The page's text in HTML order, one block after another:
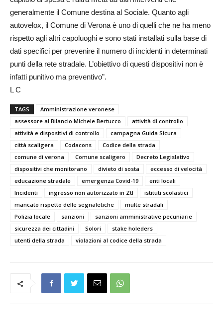
generalmente il Comune destina al Sociale. Quanto agli
autovelox, il Comune di Verona è uno di quelli che ne ha meno
rispetto agli altri capoluoghi e sono stati installati sulla base di
dati specifici per prevenire il numero di incidenti in determinati
punti della rete stradale. L’obiettivo di questi dispositivi non è
infatti punitivo ma preventivo”.
L C
TAGS
Amministrazione veronese
assessore al Bilancio Michele Bertucco
attività di controllo
attività e dispositivi di controllo
campagna Guida Sicura
città scaligera
Codacons
Codice della strada
comune di verona
Comune scaligero
Decreto Legislativo
dispositivi che monitorano
divieto di sosta
eccesso di velocità
educazione stradale
emergenza Covid-19
enti locali
Incidenti
ingresso non autorizzato in Ztl
istituti scolastici
mancato rispetto delle segnaletiche
multe stradali
Polizia locale
sanzioni
sanzioni amministrative pecuniarie
sicurezza dei cittadini
Solori
stake holeders
utenti della strada
violazioni al codice della strada